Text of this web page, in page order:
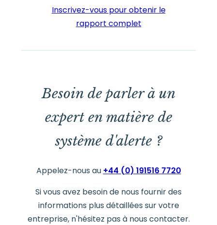
Inscrivez-vous pour obtenir le
rapport complet
Besoin de parler à un
expert en matière de
système d'alerte ?
Appelez-nous au +44 (0) 191516 7720
Si vous avez besoin de nous fournir des
informations plus détaillées sur votre
entreprise, n'hésitez pas à nous contacter.